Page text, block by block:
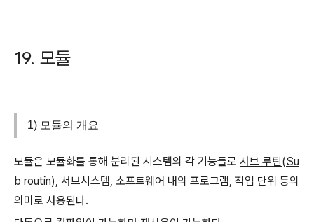
19. 모듈
1) 모듈의 개요
모듈은 모듈화를 통해 분리된 시스템의 각 기능들로 서브 루틴(Su
b routin), 서브시스템, 소프트웨어 내의 프로그램, 작업 단위 등의
의미로 사용된다.